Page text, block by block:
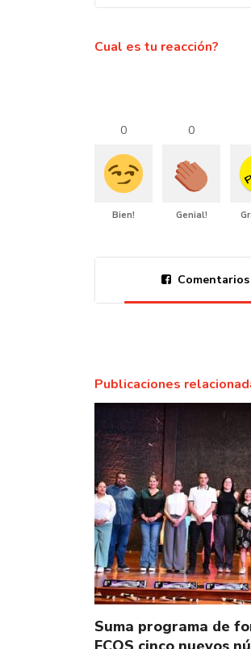
Cual es tu reacción?
0
Bien!
0
Genial!
Publicaciones
Suma programa de